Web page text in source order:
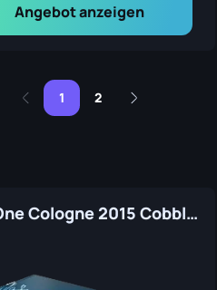
Angebot anzeigen
1 2
ESL One Cologne 2015 Cobblestone Souvenir Package